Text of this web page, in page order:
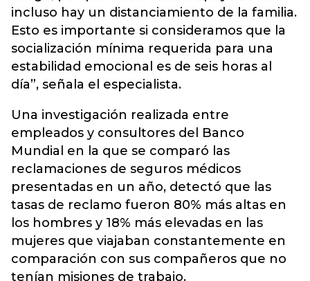
incluso hay un distanciamiento de la familia.
Esto es importante si consideramos que la
socialización mínima requerida para una
estabilidad emocional es de seis horas al
día”, señala el especialista.
Una investigación realizada entre
empleados y consultores del Banco
Mundial en la que se comparó las
reclamaciones de seguros médicos
presentadas en un año, detectó que las
tasas de reclamo fueron 80% más altas en
los hombres y 18% más elevadas en las
mujeres que viajaban constantemente en
comparación con sus compañeros que no
tenían misiones de trabajo.